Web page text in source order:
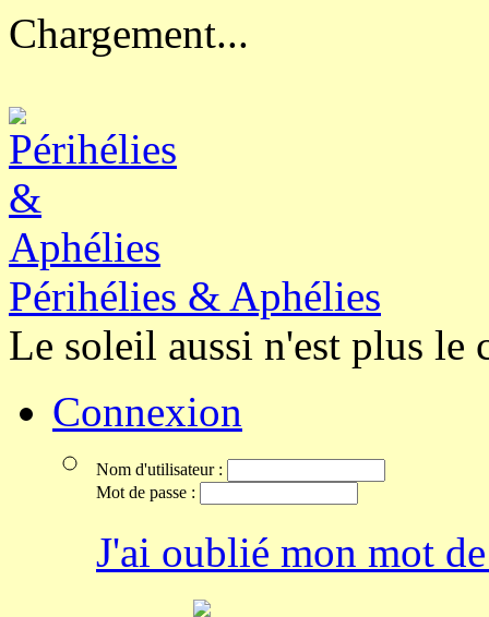
Chargement...
Périhélies & Aphélies
Le soleil aussi n'est plus le
Connexion
Nom d'utilisateur :
Mot de passe :
J'ai oublié mon mot de